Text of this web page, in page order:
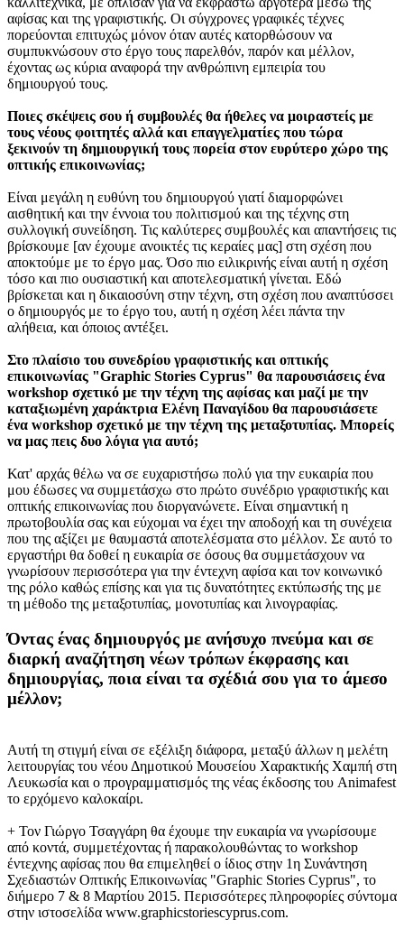
αφίσας και της γραφιστικής. Οι σύγχρονες γραφικές τέχνες
πορεύονται επιτυχώς μόνον όταν αυτές κατορθώσουν να
συμπυκνώσουν στο έργο τους παρελθόν, παρόν και μέλλον,
έχοντας ως κύρια αναφορά την ανθρώπινη εμπειρία του
δημιουργού τους.
Ποιες σκέψεις σου ή συμβουλές θα ήθελες να μοιραστείς με
τους νέους φοιτητές αλλά και επαγγελματίες που τώρα
ξεκινούν τη δημιουργική τους πορεία στον ευρύτερο χώρο της
οπτικής επικοινωνίας;
Είναι μεγάλη η ευθύνη του δημιουργού γιατί διαμορφώνει
αισθητική και την έννοια του πολιτισμού και της τέχνης στη
συλλογική συνείδηση. Τις καλύτερες συμβουλές και απαντήσεις τις
βρίσκουμε [αν έχουμε ανοικτές τις κεραίες μας] στη σχέση που
αποκτούμε με το έργο μας. Όσο πιο ειλικρινής είναι αυτή η σχέση
τόσο και πιο ουσιαστική και αποτελεσματική γίνεται. Εδώ
βρίσκεται και η δικαιοσύνη στην τέχνη, στη σχέση που αναπτύσσει
ο δημιουργός με το έργο του, αυτή η σχέση λέει πάντα την
αλήθεια, και όποιος αντέξει.
Στο πλαίσιο του συνεδρίου γραφιστικής και οπτικής
επικοινωνίας "Graphic Stories Cyprus" θα παρουσιάσεις ένα
workshop σχετικό με την τέχνη της αφίσας και μαζί με την
καταξιωμένη χαράκτρια Ελένη Παναγίδου θα παρουσιάσετε
ένα workshop σχετικό με την τέχνη της μεταξοτυπίας. Μπορείς
να μας πεις δυο λόγια για αυτό;
Κατ' αρχάς θέλω να σε ευχαριστήσω πολύ για την ευκαιρία που
μου έδωσες να συμμετάσχω στο πρώτο συνέδριο γραφιστικής και
οπτικής επικοινωνίας που διοργανώνετε. Είναι σημαντική η
πρωτοβουλία σας και εύχομαι να έχει την αποδοχή και τη συνέχεια
που της αξίζει με θαυμαστά αποτελέσματα στο μέλλον. Σε αυτό το
εργαστήρι θα δοθεί η ευκαιρία σε όσους θα συμμετάσχουν να
γνωρίσουν περισσότερα για την έντεχνη αφίσα και τον κοινωνικό
της ρόλο καθώς επίσης και για τις δυνατότητες εκτύπωσής της με
τη μέθοδο της μεταξοτυπίας, μονοτυπίας και λινογραφίας.
Όντας ένας δημιουργός με ανήσυχο πνεύμα και σε
διαρκή αναζήτηση νέων τρόπων έκφρασης και
δημιουργίας, ποια είναι τα σχέδιά σου για το άμεσο
μέλλον;
Αυτή τη στιγμή είναι σε εξέλιξη διάφορα, μεταξύ άλλων η μελέτη
λειτουργίας του νέου Δημοτικού Μουσείου Χαρακτικής Χαμπή στη
Λευκωσία και ο προγραμματισμός της νέας έκδοσης του Animafest
το ερχόμενο καλοκαίρι.
+ Τον Γιώργο Τσαγγάρη θα έχουμε την ευκαιρία να γνωρίσουμε
από κοντά, συμμετέχοντας ή παρακολουθώντας το workshop
έντεχνης αφίσας που θα επιμεληθεί ο ίδιος στην 1η Συνάντηση
Σχεδιαστών Οπτικής Επικοινωνίας "Graphic Stories Cyprus", το
διήμερο 7 & 8 Μαρτίου 2015. Περισσότερες πληροφορίες σύντομα
στην ιστοσελίδα www.graphicstoriescyprus.com.